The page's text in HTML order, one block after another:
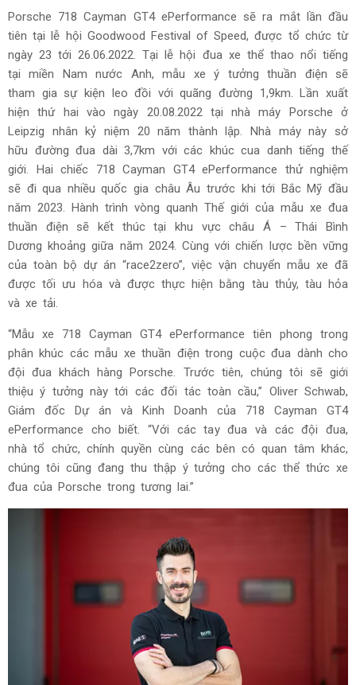
Porsche 718 Cayman GT4 ePerformance sẽ ra mắt lần đầu
tiên tại lễ hội Goodwood Festival of Speed, được tổ chức từ
ngày 23 tới 26.06.2022. Tại lễ hội đua xe thể thao nổi tiếng
tại miền Nam nước Anh, mẫu xe ý tưởng thuần điện sẽ
tham gia sự kiện leo đồi với quãng đường 1,9km. Lần xuất
hiện thứ hai vào ngày 20.08.2022 tại nhà máy Porsche ở
Leipzig nhân kỷ niệm 20 năm thành lập. Nhà máy này sở
hữu đường đua dài 3,7km với các khúc cua danh tiếng thế
giới. Hai chiếc 718 Cayman GT4 ePerformance thử nghiệm
sẽ đi qua nhiều quốc gia châu Âu trước khi tới Bắc Mỹ đầu
năm 2023. Hành trình vòng quanh Thế giới của mẫu xe đua
thuần điện sẽ kết thúc tại khu vực châu Á – Thái Bình
Dương khoảng giữa năm 2024. Cùng với chiến lược bền vững
của toàn bộ dự án “race2zero”, việc vận chuyển mẫu xe đã
được tối ưu hóa và được thực hiện bằng tàu thủy, tàu hỏa
và xe tải.
“Mẫu xe 718 Cayman GT4 ePerformance tiên phong trong
phân khúc các mẫu xe thuần điện trong cuộc đua dành cho
đội đua khách hàng Porsche. Trước tiên, chúng tôi sẽ giới
thiệu ý tưởng này tới các đối tác toàn cầu,” Oliver Schwab,
Giám đốc Dự án và Kinh Doanh của 718 Cayman GT4
ePerformance cho biết. “Với các tay đua và các đội đua,
nhà tổ chức, chính quyền cùng các bên có quan tâm khác,
chúng tôi cũng đang thu thập ý tưởng cho các thể thức xe
đua của Porsche trong tương lai.”